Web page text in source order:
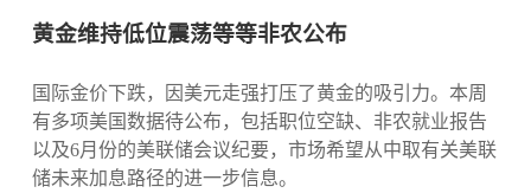
黄金维持低位震荡等等非农公布
国际金价下跌，因美元走强打压了黄金的吸引力。本周
有多项美国数据待公布，包括职位空缺、非农就业报告
以及6月份的美联储会议纪要，市场希望从中取有关美联
储未来加息路径的进一步信息。